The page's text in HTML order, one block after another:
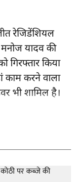
रेजिडेंशियल
मनोज यादव की
गिरफ्तार किया
काम करने वाला
भी शामिल है।